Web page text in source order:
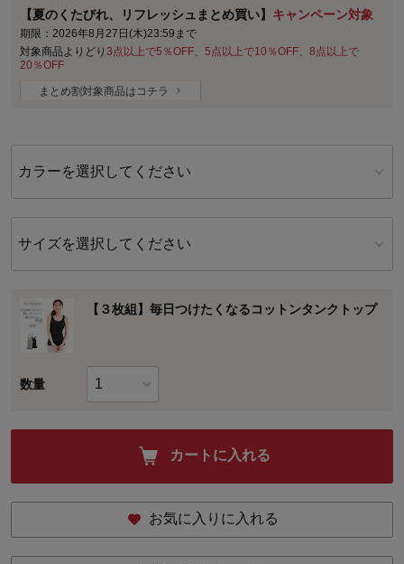
【夏のくたびれ、リフレッシュまとめ買い】 キャンペーン対象
期限：2026年8月27日(木)23:59まで
対象商品よりどり 3点以上で5％OFF、5点以上で10％OFF、8点以上で
20％OFF
まとめ割対象商品はコチラ
カラーを選択してください
サイズを選択してください
【３枚組】毎日つけたくなるコットンタンクトップ
数量
カートに入れる
お気に入りに入れる